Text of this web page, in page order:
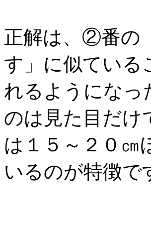
正解は、②番の
す」に似ている
れるようになっ
のは見た目だけ
は１５～２０㎝
いるのが特徴で